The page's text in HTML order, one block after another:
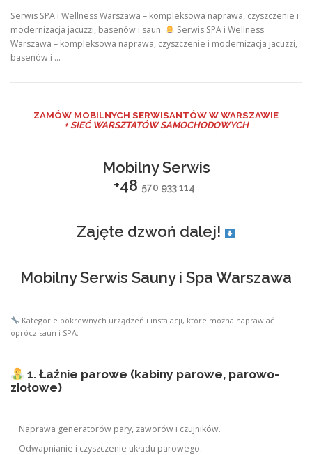
Serwis SPA i Wellness Warszawa – kompleksowa naprawa, czyszczenie i
modernizacja jacuzzi, basenów i saun.
Serwis SPA i Wellness
Warszawa – kompleksowa naprawa, czyszczenie i modernizacja jacuzzi,
basenów i …
ZAMÓW MOBILNYCH SERWISANTÓW W WARSZAWIE
+ SIEĆ WARSZTATÓW SAMOCHODOWYCH
Mobilny Serwis
+48 570 933 114
Zajęte dzwoń dalej!
Mobilny Serwis Sauny i Spa Warszawa
Kategorie pokrewnych urządzeń i instalacji, które można naprawiać
oprócz saun i SPA:
1. Łaźnie parowe (kabiny parowe, parowo-
ziołowe)
Naprawa generatorów pary, zaworów i czujników.
Odwapnianie i czyszczenie układu parowego.